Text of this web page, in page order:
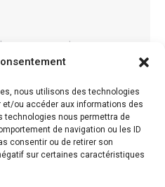
nous utilisons des technologies
ou accéder aux informations des
technologies nous permettra de
de navigation ou les ID
consentir ou de retirer son
sur certaines caractéristiques
Leave a comment
aspect of optimal
overlooked: the
pattern. Every breath
oxygen, vital for cellular
Yet, many of us
or irregularly, which can